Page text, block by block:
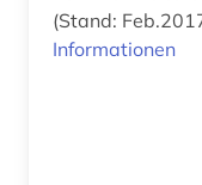
(Stand:
Informationen